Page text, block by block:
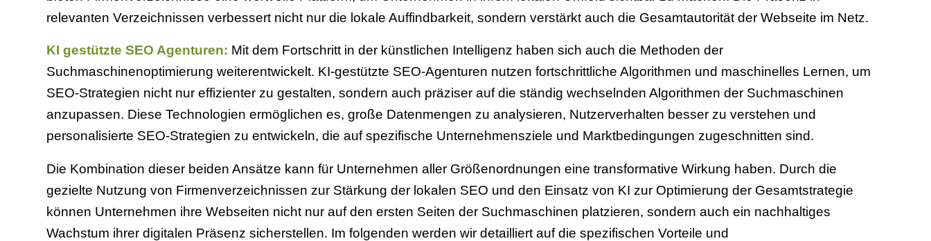
relevanten Verzeichnissen verbessert nicht nur die lokale Auffindbarkeit, sondern verstärkt auch die Gesamtautorität der Webseite im Netz.
KI gestützte SEO Agenturen: Mit dem Fortschritt in der künstlichen Intelligenz haben sich auch die Methoden der
Suchmaschinenoptimierung weiterentwickelt. KI-gestützte SEO-Agenturen nutzen fortschrittliche Algorithmen und maschinelles Lernen, um
SEO-Strategien nicht nur effizienter zu gestalten, sondern auch präziser auf die ständig wechselnden Algorithmen der Suchmaschinen
anzupassen. Diese Technologien ermöglichen es, große Datenmengen zu analysieren, Nutzerverhalten besser zu verstehen und
personalisierte SEO-Strategien zu entwickeln, die auf spezifische Unternehmensziele und Marktbedingungen zugeschnitten sind.
Die Kombination dieser beiden Ansätze kann für Unternehmen aller Größenordnungen eine transformative Wirkung haben. Durch die
gezielte Nutzung von Firmenverzeichnissen zur Stärkung der lokalen SEO und den Einsatz von KI zur Optimierung der Gesamtstrategie
können Unternehmen ihre Webseiten nicht nur auf den ersten Seiten der Suchmaschinen platzieren, sondern auch ein nachhaltiges
Wachstum ihrer digitalen Präsenz sicherstellen. Im folgenden werden wir detailliert auf die spezifischen Vorteile und